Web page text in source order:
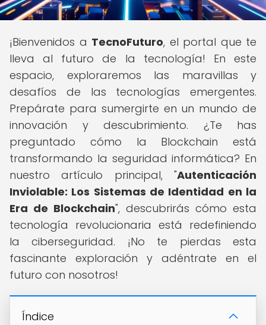
¡Bienvenidos a TecnoFuturo, el portal que te
lleva al futuro de la tecnología! En este
espacio, exploraremos las maravillas y
desafíos de las tecnologías emergentes.
Prepárate para sumergirte en un mundo de
innovación y descubrimiento. ¿Te has
preguntado cómo la Blockchain está
transformando la seguridad informática? En
nuestro artículo principal, "Autenticación
Inviolable: Los Sistemas de Identidad en la
Era de Blockchain", descubrirás cómo esta
tecnología revolucionaria está redefiniendo
la ciberseguridad. ¡No te pierdas esta
fascinante exploración y adéntrate en el
futuro con nosotros!
Índice